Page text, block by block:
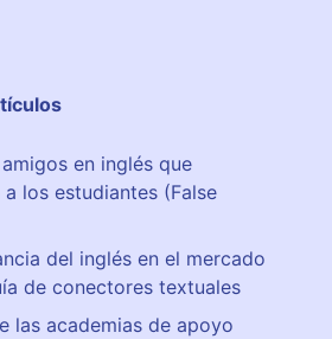
en inglés que
los estudiantes (False
del inglés en el mercado
de conectores textuales
las academias de apoyo